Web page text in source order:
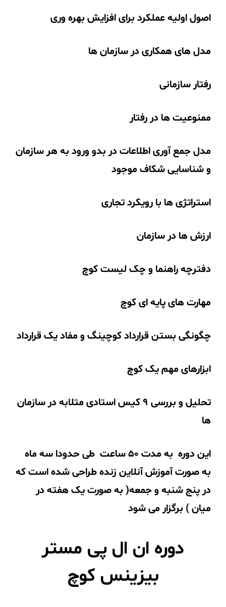
اصول اولیه عملکرد برای افزایش بهره وری
مدل های همکاری در سازمان ها
رفتار سازمانی
ممنوعیت ها در رفتار
مدل جمع آوری اطلاعات در بدو ورود به هر سازمان
و شناسایی شکاف موجود
استراتژی ها با رویکرد تجاری
ارزش ها در سازمان
دفترچه راهنما و چک لیست کوچ
مهارت های پایه ای کوچ
چگونگی بستن قرارداد کوچینگ و مفاد یک قرارداد
ابزارهای مهم یک کوچ
تحلیل و بررسی 9 کیس استادی متلابه در سازمان
ها
این دوره به مدت 50 ساعت طی حدودا سه ماه
به صورت آموزش آنلاین زنده طراحی شده است که
در پنج شنبه و جمعه( به صورت یک هفته در
میان ) برگزار می شود
دوره ان ال پی مستر
بیزینس کوچ